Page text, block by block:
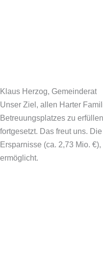
Klaus Herzog, Gemeinderat
Unser Ziel, allen Harter
Betreuungsplatzes zu
fortgesetzt. Das freut uns.
Ersparnisse (ca. 2,73 Mio.
ermöglicht.